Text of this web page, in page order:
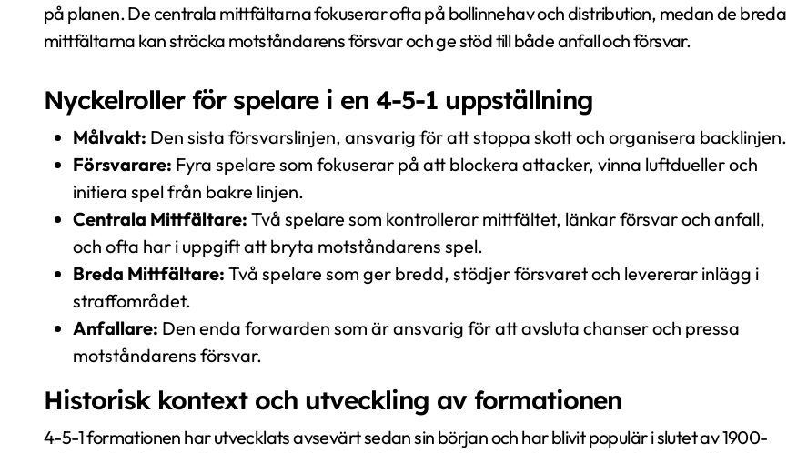
på planen. De centrala mittfältarna fokuserar ofta på bollinnehav och distribution, medan de breda
mittfältarna kan sträcka motståndarens försvar och ge stöd till både anfall och försvar.
Nyckelroller för spelare i en 4-5-1 uppställning
Målvakt: Den sista försvarslinjen, ansvarig för att stoppa skott och organisera backlinjen.
Försvarare: Fyra spelare som fokuserar på att blockera attacker, vinna luftdueller och
initiera spel från bakre linjen.
Centrala Mittfältare: Två spelare som kontrollerar mittfältet, länkar försvar och anfall,
och ofta har i uppgift att bryta motståndarens spel.
Breda Mittfältare: Två spelare som ger bredd, stödjer försvaret och levererar inlägg i
straffområdet.
Anfallare: Den enda forwarden som är ansvarig för att avsluta chanser och pressa
motståndarens försvar.
Historisk kontext och utveckling av formationen
4-5-1 formationen har utvecklats avsevärt sedan sin början och har blivit populär i slutet av 1900-